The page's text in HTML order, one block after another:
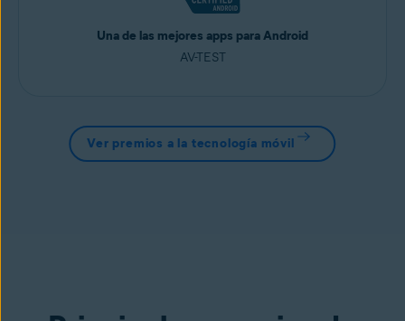
Una de las mejores apps para Android
AV-TEST
Ver premios a la tecnología móvil